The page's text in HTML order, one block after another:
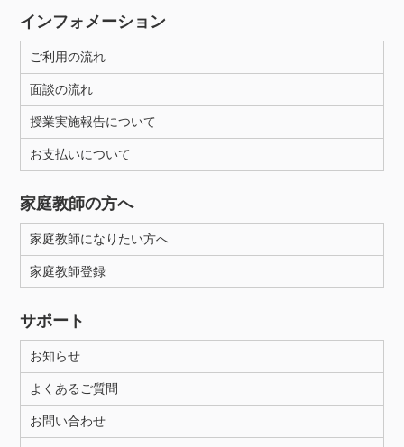
インフォメーション
ご利用の流れ
面談の流れ
授業実施報告について
お支払いについて
家庭教師の方へ
家庭教師になりたい方へ
家庭教師登録
サポート
お知らせ
よくあるご質問
お問い合わせ